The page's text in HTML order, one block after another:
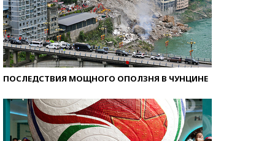
ПОСЛЕДСТВИЯ МОЩНОГО ОПОЛЗНЯ В ЧУНЦИНЕ